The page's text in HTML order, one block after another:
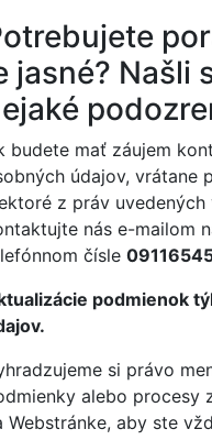
jasné? Našli
budete mať záujem
údajov, vrátane
z práv
nás e-mailom
čísle
podmienok
si právo
alebo procesy
Webstránke, aby ste